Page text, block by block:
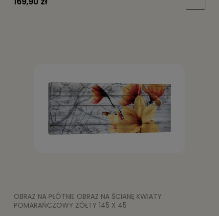
OBRAZ NA PŁÓTNIE OBRAZ NA ŚCIANĘ KWIATY
POMARAŃCZOWY ŻÓŁTY 145 X 45